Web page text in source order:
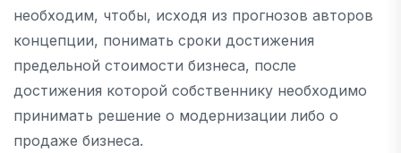
необходим, чтобы, исходя из прогнозов авторов
концепции, понимать сроки достижения
предельной стоимости бизнеса, после
достижения которой собственнику необходимо
принимать решение о модернизации либо о
продаже бизнеса.